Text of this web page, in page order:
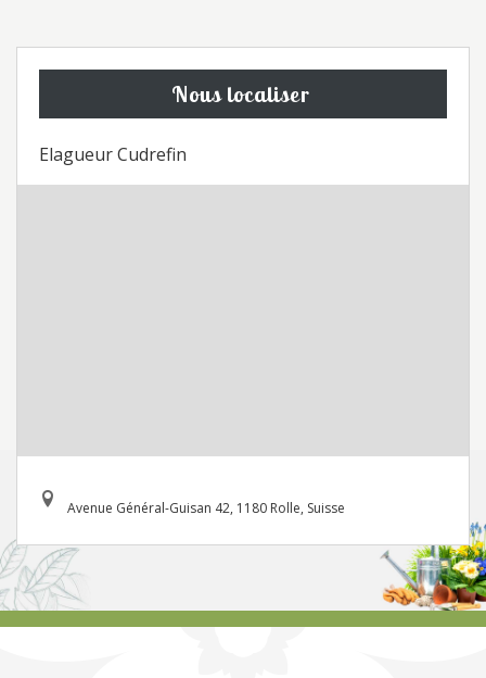
Nous localiser
Elagueur Cudrefin
Avenue Général-Guisan 42, 1180 Rolle, Suisse